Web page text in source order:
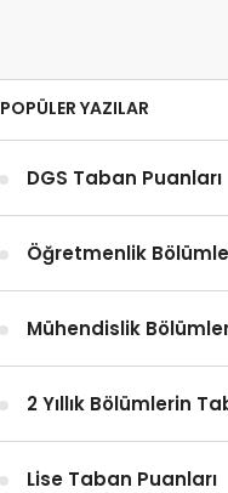
POPÜLER YAZILAR
DGS Taban Puanları
Öğretmenlik
Mühendislik
2 Yıllık Bölümlerin
Lise Taban Puanları